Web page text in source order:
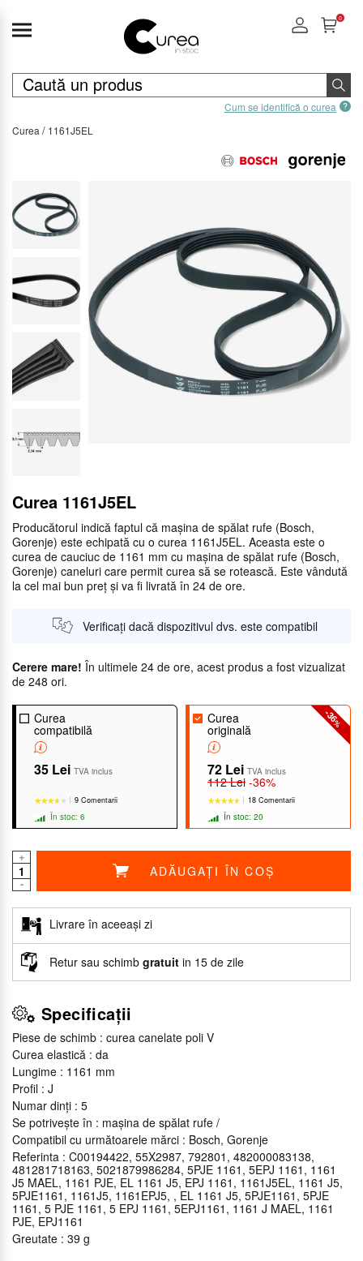
Cum se identifică o curea
0
Curea 1161J5EL
Curea 1161J5EL
Producătorul indică faptul că mașina de spălat rufe (Bosch,
Gorenje) este echipată cu o curea 1161J5EL. Aceasta este o
curea de cauciuc de 1161 mm cu mașina de spălat rufe (Bosch,
Gorenje) caneluri care permit curea să se rotească. Este vândută
la cel mai bun preț și va fi livrată în 24 de ore.
Verificați dacă dispozitivul dvs. este compatibil
Cerere mare! În ultimele 24 de ore, acest produs a fost vizualizat
de 248 ori.
Curea
compatibilă
35 Lei TVA inclus
★★★★★
★★★★★
9 Comentarii
În stoc: 6
-36
%
Curea
originală
72 Lei TVA inclus
112 Lei -36%
★★★★★
★★★★★
18 Comentarii
În stoc: 20
+
-
ADĂUGAȚI ÎN COȘ
Livrare în aceeași zi
Retur sau schimb gratuit in 15 de zile
Specificații
Piese de schimb : curea canelate poli V
Curea elastică : da
Lungime : 1161 mm
Profil : J
Numar dinți : 5
Se potrivește în : mașina de spălat rufe /
Compatibil cu următoarele mărci : Bosch, Gorenje
Referinta : C00194422, 55X2987, 792801, 482000083138,
481281718163, 5021879986284, 5PJE 1161, 5EPJ 1161, 1161
J5 MAEL, 1161 PJE, EL 1161 J5, EPJ 1161, 1161J5EL, 1161 J5,
5PJE1161, 1161J5, 1161EPJ5, , EL 1161 J5, 5PJE1161, 5PJE
1161, 5 PJE 1161, 5 EPJ 1161, 5EPJ1161, 1161 J MAEL, 1161
PJE, EPJ1161
Greutate : 39 g